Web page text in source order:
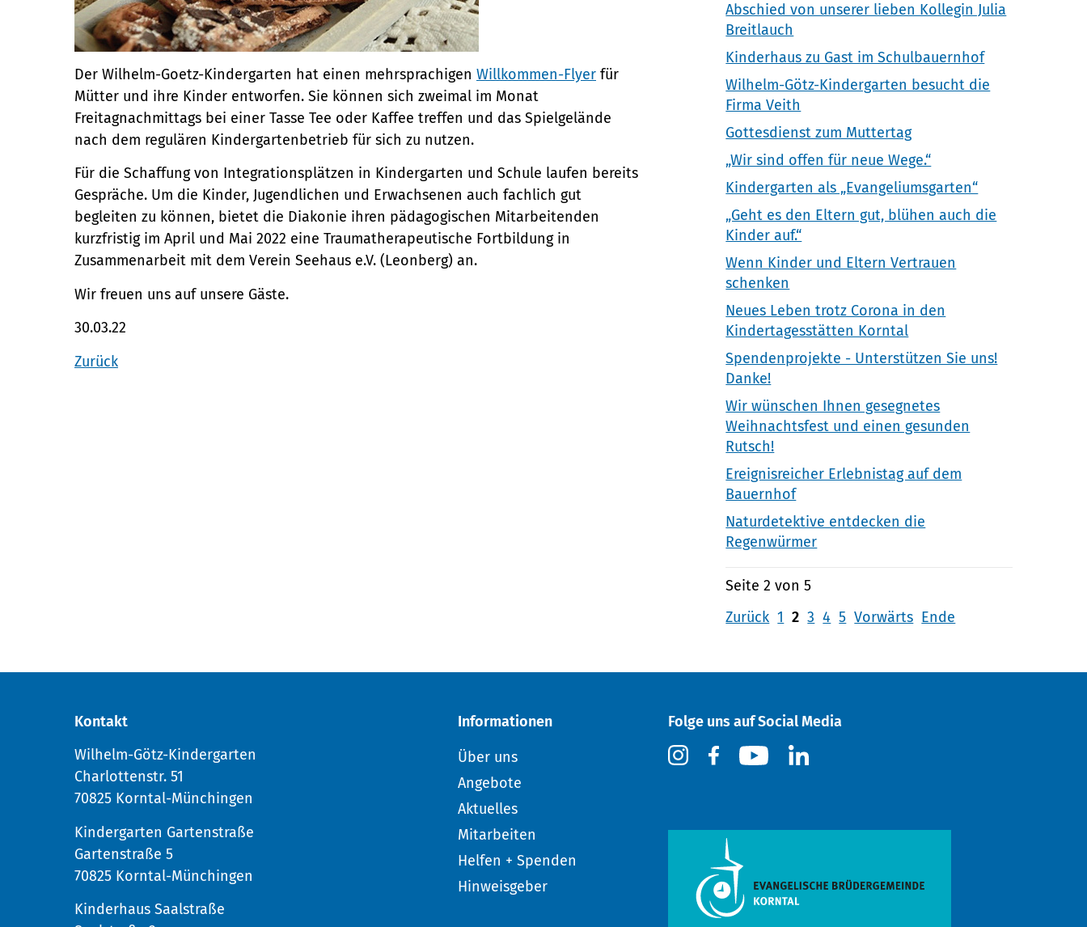
Der Wilhelm-Goetz-Kindergarten hat einen mehrsprachigen Willkommen-Flyer für
Mütter und ihre Kinder entworfen. Sie können sich zweimal im Monat
Freitagnachmittags bei einer Tasse Tee oder Kaffee treffen und das Spielgelände
nach dem regulären Kindergartenbetrieb für sich zu nutzen.
Für die Schaffung von Integrationsplätzen in Kindergarten und Schule laufen bereits
Gespräche. Um die Kinder, Jugendlichen und Erwachsenen auch fachlich gut
begleiten zu können, bietet die Diakonie ihren pädagogischen Mitarbeitenden
kurzfristig im April und Mai 2022 eine Trauma­therapeutische Fortbildung in
Zusammenarbeit mit dem Verein Seehaus e.V. (Leonberg) an.
Wir freuen uns auf unsere Gäste. ­
30.03.22
Zurück
Abschied von unserer lieben Kollegin Julia
Breitlauch
Kinderhaus zu Gast im Schulbauernhof
Wilhelm-Götz-Kindergarten besucht die
Firma Veith
Gottesdienst zum Muttertag
„Wir sind offen für neue Wege.“
Kindergarten als „Evangeliumsgarten“
„Geht es den Eltern gut, blühen auch die
Kinder auf.“
Wenn Kinder und Eltern Vertrauen
schenken
Neues Leben trotz Corona in den
Kindertagesstätten Korntal
Spendenprojekte - Unterstützen Sie uns!
Danke!
Wir wünschen Ihnen gesegnetes
Weihnachtsfest und einen gesunden
Rutsch!
Ereignisreicher Erlebnistag auf dem
Bauernhof
Naturdetektive entdecken die
Regenwürmer
Seite 2 von 5
Zurück 1 2 3 4 5 Vorwärts Ende
Kontakt
Wilhelm-Götz-Kindergarten
Charlottenstr. 51
70825 Korntal-Münchingen
Kindergarten Gartenstraße
Gartenstraße 5
70825 Korntal-Münchingen
Kinderhaus Saalstraße
Informationen
Über uns
Angebote
Aktuelles
Mitarbeiten
Helfen + Spenden
Hinweisgeber
Folge uns auf Social Media